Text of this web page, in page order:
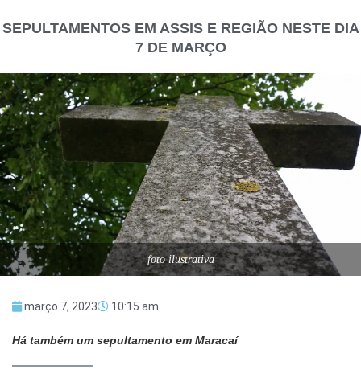
SEPULTAMENTOS EM ASSIS E REGIÃO NESTE DIA
7 DE MARÇO
foto ilustrativa
março 7, 2023 10:15 am
Há também um sepultamento em Maracaí